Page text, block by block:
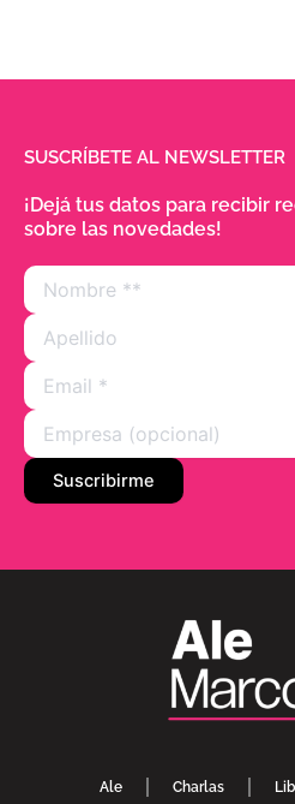
SUSCRÍBETE AL NEWSLETTER
¡Dejá tus datos para recibir
sobre las novedades!
Ale Charlas